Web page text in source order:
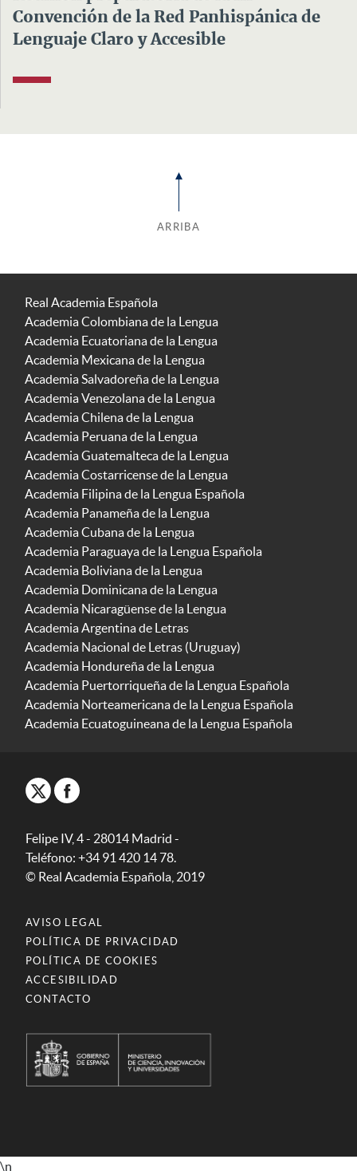
Convención de la Red Panhispánica de
Lenguaje Claro y Accesible
ARRIBA
Real Academia Española
Academia Colombiana de la Lengua
Academia Ecuatoriana de la Lengua
Academia Mexicana de la Lengua
Academia Salvadoreña de la Lengua
Academia Venezolana de la Lengua
Academia Chilena de la Lengua
Academia Peruana de la Lengua
Academia Guatemalteca de la Lengua
Academia Costarricense de la Lengua
Academia Filipina de la Lengua Española
Academia Panameña de la Lengua
Academia Cubana de la Lengua
Academia Paraguaya de la Lengua Española
Academia Boliviana de la Lengua
Academia Dominicana de la Lengua
Academia Nicaragüense de la Lengua
Academia Argentina de Letras
Academia Nacional de Letras (Uruguay)
Academia Hondureña de la Lengua
Academia Puertorriqueña de la Lengua Española
Academia Norteamericana de la Lengua Española
Academia Ecuatoguineana de la Lengua Española
Felipe IV, 4 - 28014 Madrid -
Teléfono: +34 91 420 14 78.
© Real Academia Española, 2019
AVISO LEGAL
POLÍTICA DE PRIVACIDAD
POLÍTICA DE COOKIES
ACCESIBILIDAD
CONTACTO
\n